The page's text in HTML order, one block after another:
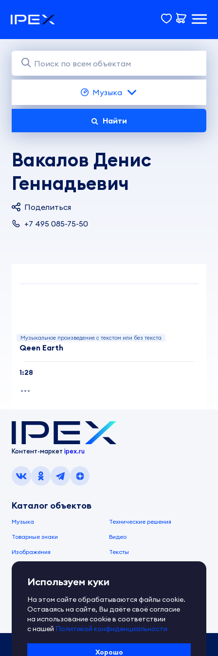
Музыка
Найти
Вакалов Денис
Геннадьевич
Поделиться
+7 495 085-75-50
Музыкальное произведение с текстом или без текста
Qeen Earth
1:28
Контент-маркет ipex.ru
Каталог объектов
Музыка Технические решения
Товарные знаки Видео
Изображения Тексты
О компании
О сервисе
Документы IPEX Справочный центр
Контакты Обратная связь
Политика IPEX по обработке ПД
Используем куки
На этом сайте обрабатываются файлы cookie.
Оставаясь на сайте, Вы даёте своё согласие
на использование cookie в соответствии
с нашей Политикой конфиденциальности
Хорошо